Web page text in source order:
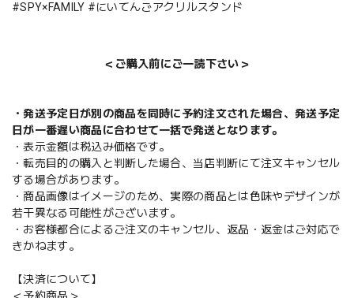
#SPY×FAMILY #にいてんごアクリルスタンド
＜ご購入前にご一読下さい＞
・発送予定日が別の商品を同時に予約注文された場合、発送予定
日が一番遅い商品に合わせて一括で発送となります。
・表示金額は税込み価格です。
・転売目的の購入と判断した場合、当店判断にて注文キャンセル
する場合があります。
・商品画像はイメージのため、実際の商品とは色味やデザインが
若干異なる可能性がございます。
・お客様都合によるご注文のキャンセル、返品・返金はご対応で
きかねます。
【決済について】